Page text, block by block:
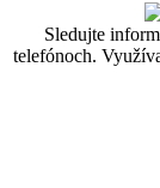
Sledujte
telefónoch.